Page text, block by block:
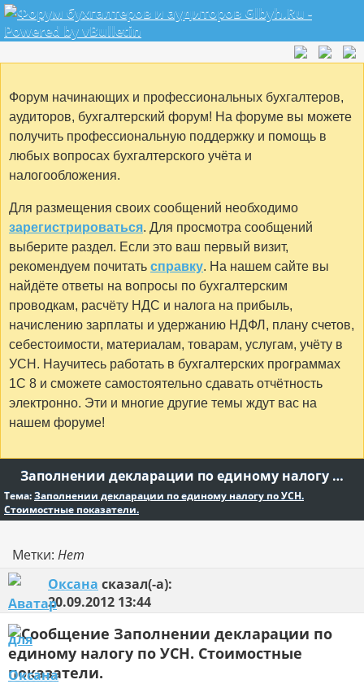
Форум начинающих и профессиональных бухгалтеров,
аудиторов, бухгалтерский форум! На форуме вы можете
получить профессиональную поддержку и помощь в
любых вопросах бухгалтерского учёта и
налогообложения.
Для размещения своих сообщений необходимо
зарегистрироваться. Для просмотра сообщений
выберите раздел. Если это ваш первый визит,
рекомендуем почитать справку. На нашем сайте вы
найдёте ответы на вопросы по бухгалтерским
проводкам, расчёту НДС и налога на прибыль,
начислению зарплаты и удержанию НДФЛ, плану счетов,
себестоимости, материалам, товарам, услугам, учёту в
УСН. Научитесь работать в бухгалтерских программах
1С 8 и сможете самостоятельно сдавать отчётность
электронно. Эти и многие другие темы ждут вас на
нашем форуме!
Заполнении декларации по единому налогу по УСН. Стоимостные показатели.
Тема:Заполнении декларации по единому налогу по УСН.
Стоимостные показатели.
Метки: Нет
Оксана сказал(-а):
20.09.2012 13:44
Заполнении декларации по
единому налогу по УСН. Стоимостные
показатели.